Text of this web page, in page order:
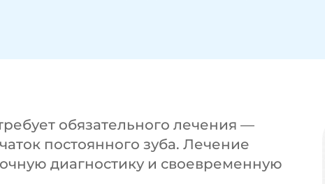
обязательного лечения —
постоянного зуба. Лечение
диагностику и своевременную